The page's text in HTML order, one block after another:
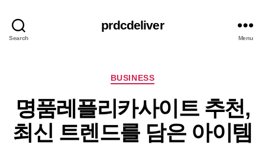
Search
prdcdeliver
Menu
Categories
BUSINESS
명품레플리카사이트 추천,
최신 트렌드를 담은 아이템